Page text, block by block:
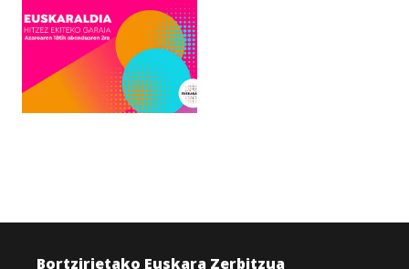
Bortzirietako Euskara Zerbitzua